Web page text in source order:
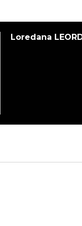
Loredana